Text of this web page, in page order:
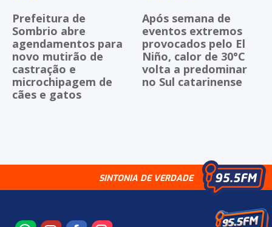
Prefeitura de
Sombrio abre
agendamentos para
novo mutirão de
castração e
microchipagem de
cães e gatos
Após semana de
eventos extremos
provocados pelo El
Niño, calor de 30°C
volta a predominar
no Sul catarinense
SINTONIA DE VERDADE